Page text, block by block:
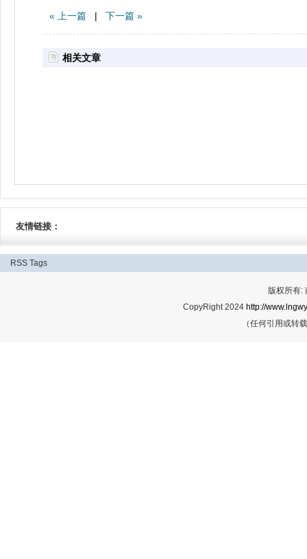
« 上一篇 | 下一篇 »
相关文章
友情链接：
RSS Tags
版权所有:
CopyRight 2024 http://
（任何引用或转